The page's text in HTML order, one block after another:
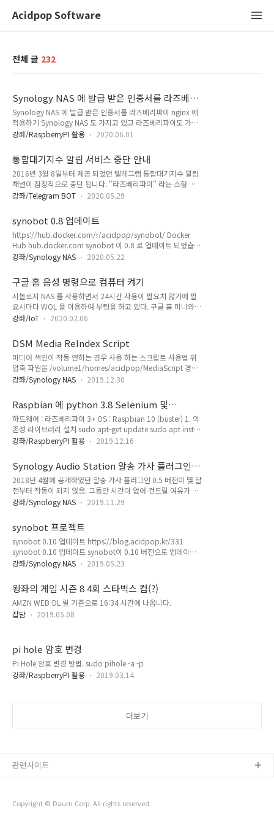
Acidpop Software
전체 글 232
Synology NAS 에 발급 받은 인증서를 라즈베리
파이 nginx 에 적용하기
Synology NAS 에 발급 받은 인증서를 라즈베리파이 nginx 에
적용하기 Synology NAS 도 가지고 있고 라즈베리파이도 가지
고 있는 상태에서 라즈베리파이의 nginx 세팅에 인증서를 적용
인증서 내보내기 제어판 -> 보안 -> 인증서 해당 인증서 선택 후
마우스 우클릭 -> 인증서 내보내기 인증서 내보내기를 하면 압
축파일을 다운로드 할 수 있다. 2. 라즈베리파이 접속 (nginx 가
설치 되어 있는 상태) mkdir -p /home/pi/cert
/home/pi/cert 경로에 다운로드 받은 인증서 압축 파일 업로드
파일 합치기 압축을..
강좌/RaspberryPI 활용 2020.06.01
통합대기지수 알림 서비스 중단 안내
2016년 3월 8일부터 제공 되었던 텔레그램 통합대기지수 알림
채널이 잠정적으로 중단 됩니다. "라즈베리파이" 라는 소형 컴
퓨터에서 서비스를 진행 하였었는데 중간 중간 SD 카드도 고장
용중인 라즈베리파이2 장비가 4년을 쉬지 않고 작동을 하다 보
니 메모리 불량이 발생하였습니다. SD 카드 교체 비용/라즈베리
파이 교체 비용이 생각보다는 크기 때문에 당분간은 서비스 제공
이 어렵습니다. 언제가 될 지는 모르겠지만 추후 라즈베리파이를
새로 구매 하게 되면 그때 다시 서비스를 제공 하도록 하겠습니
강좌/Telegram BOT 2020.05.29
synobot 0.8 업데이트
https://hub.docker.com/r/acidpop/synobot/ Docker
Hub hub.docker.com synobot 이 0.8 로 업데이트 되었습니
다. 기존에 배포 하였던 0.5 버전에서 자잘한 버그 및 소소 한 기
강좌/Synology NAS 2020.05.22
구글 홈 음성 명령으로 컴퓨터 켜기
시놀로지 NAS 를 사용하면서 24시간 사용이 필요치 않기에 필
요시마다 WOL 을 이용하여 부팅을 하고 있다. 구글 홈 미니와
Sonoff 를 연동해서 조명을 켜고 끄는데 컴퓨터도 켤 수 있지 않
(Web 요청을 받으면 자신의 네트워크에서 WOL 매직 패킷을 전
달하기 위함) - WOL 이 작동 하는 컴퓨터 2. 설계 작동 방식 구
성은 다음 처럼.. - 구글 홈에게 컴퓨터 켜 라고 말하면 IFTTT 에
서 구글 홈 명령을 해석하여 특정 URL 을 호출 - 라즈베리파이
3-1. 구글 홈 앱에서 루틴 설정 하기. ..
강좌/IoT 2020.02.06
DSM Media ReIndex Script
미디어 색인이 작동 안하는 경우 사용 하는 스크립트 사용법 위
압축 파일을 /volume1/homes/acidpop/MediaScript 경로
에 업로드 하여 압축 해제 root 권한으로
https://m.blog.naver.com/lastingchild/220763255604
위 블로그에서 받은 스크립트 파일이 파일명에 '(작은 따옴표) 가
포함 되어 있는 경우 처리 하지 못하는 부분 수정
강좌/Synology NAS 2019.12.30
Raspbian 에 python 3.8 Selenium 및
chromedriver 설치
하드웨어 : 라즈베리파이 3+ OS : Raspbian 10 (buster) 1. 의
존성 라이브러리 설치 sudo apt-get update sudo apt install
-y libffi-dev libbz2-dev liblzma-dev \ libsqlite3-dev
dev libssl-dev tk-dev build-essential \ libncursesw5-dev
libc6-dev openssl git 2. python 3.8 설치 cd /home/pi
mkdir pkg_install cd pkg_install mkdir pkg_python cd
pkg_python wget "https://www.pytho..
강좌/RaspberryPI 활용 2019.12.16
Synology Audio Station 알송 가사 플러그인
0.6
2018년 4월에 공개하였던 알송 가사 플러그인 0.5 버전이 몇 달
전부터 작동이 되지 않음. 그동안 시간이 없어 건드릴 여유가 없
었지만 다시 시간이 나서 또 분석!! 패킷을 캡쳐해보니 구조가 완
https://blog.acidpop.kr/286 Synology Audio Station 알
송 가사 플러그인 0.5 http://blog.acidpop.kr/264 기존에 배
포 하였던 0.4 버전이 2018년 초부터 작동을 안하는것을 발견.
한동안 계속 바빠서 살펴볼 틈이 없었지만... 겨우 짬이 나서 소
스를 다시 분석. 가사 플러그인 디버깅 환경이..
은 아래 파일을 다운로드 하..
강좌/Synology NAS 2019.11.29
synobot 프로젝트
synobot 0.10 업데이트 https://blog.acidpop.kr/331
synobot 0.10 업데이트 synobot이 0.10 버전으로 업데이트
되었습니다. DSM 7.0 에서 작동하지 않던 문제를 수정 하였습니
드 스테이션의 작업 목록을 조회 합니다. blog.acidpop.kr
synobot 0.9 업데이트 https://blog.acidpop.kr/320 기존
xpebot 이 Synology DSM 이 업데이트 되면서 인증서 관련 오
류가 발생.. ㅠㅠ 언젠가는 Download Station API 를 이용하
강좌/Synology NAS 2019.05.23
왕좌의 게임 시즌 8 4회 스타벅스 컵(?)
AMZN WEB-DL 릴 기준으로 16:34 시간에 나옵니다.
잡담
2019.05.08
pi hole 암호 변경
Pi Hole 암호 변경 방법. sudo pihole -a -p
강좌/RaspberryPI 활용
2019.03.14
더보기
Copyright © Daum Corp. All rights reserved.
관련사이트